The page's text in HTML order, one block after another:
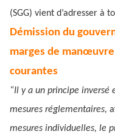
(SGG) vient d’adresser à
Démission du
marges de
courantes
“Il y a un principe inversé
mesures réglementaires,
mesures individuelles, le